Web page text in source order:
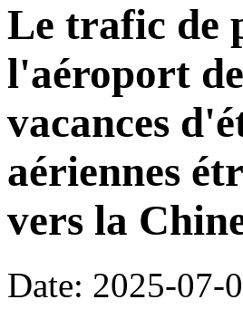
Le trafic de
l'aéroport
vacances
aériennes
vers la
Date: 2025-07-